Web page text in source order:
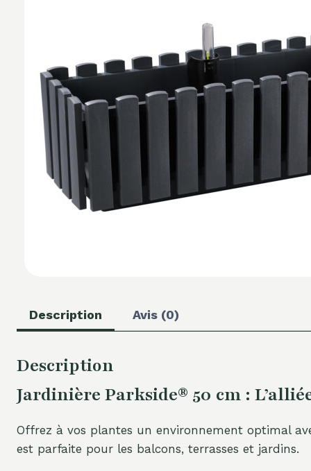
Description Avis (0)
Description
Jardinière Parkside® 50 cm :
Offrez à vos plantes un environnement optimal
est parfaite pour les balcons, terrasses et jardins.